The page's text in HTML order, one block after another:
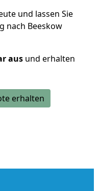
und lassen Sie
nach Beeskow
aus und erhalten
erhalten